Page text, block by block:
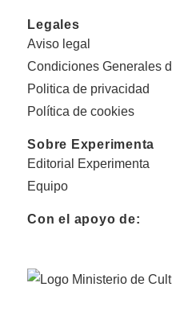
Legales
Aviso legal
Condiciones Generales
Politica de privacidad
Política de cookies
Sobre Experimenta
Editorial Experimenta
Equipo
Con el apoyo de: